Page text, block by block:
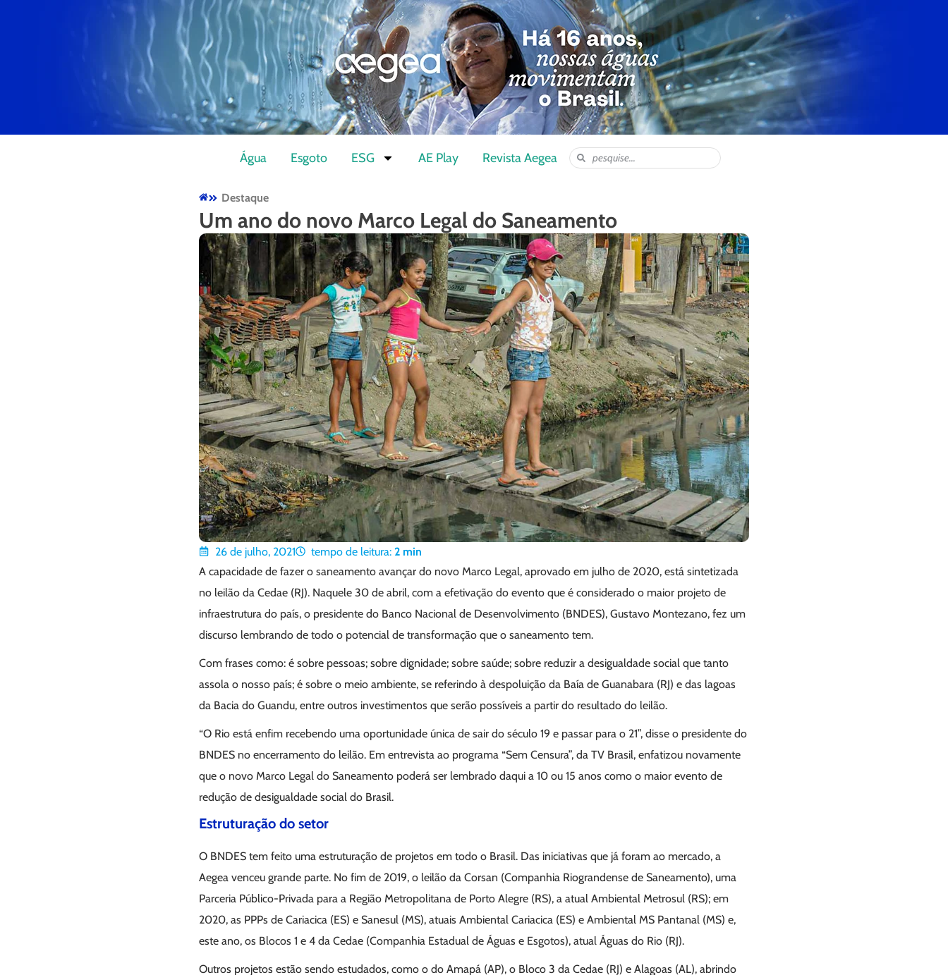
Água Esgoto ESG AE Play Revista Aegea
Destaque
Um ano do novo Marco Legal do Saneamento
26 de julho, 2021 tempo de leitura: 2 min
A capacidade de fazer o saneamento avançar do novo Marco Legal, aprovado em julho de 2020, está sintetizada
no leilão da Cedae (RJ). Naquele 30 de abril, com a efetivação do evento que é considerado o maior projeto de
infraestrutura do país, o presidente do Banco Nacional de Desenvolvimento (BNDES), Gustavo Montezano, fez um
discurso lembrando de todo o potencial de transformação que o saneamento tem.
Com frases como: é sobre pessoas; sobre dignidade; sobre saúde; sobre reduzir a desigualdade social que tanto
assola o nosso país; é sobre o meio ambiente, se referindo à despoluição da Baía de Guanabara (RJ) e das lagoas
da Bacia do Guandu, entre outros investimentos que serão possíveis a partir do resultado do leilão.
“O Rio está enfim recebendo uma oportunidade única de sair do século 19 e passar para o 21”, disse o presidente do
BNDES no encerramento do leilão. Em entrevista ao programa “Sem Censura”, da TV Brasil, enfatizou novamente
que o novo Marco Legal do Saneamento poderá ser lembrado daqui a 10 ou 15 anos como o maior evento de
redução de desigualdade social do Brasil.
Estruturação do setor
O BNDES tem feito uma estruturação de projetos em todo o Brasil. Das iniciativas que já foram ao mercado, a
Aegea venceu grande parte. No fim de 2019, o leilão da Corsan (Companhia Riograndense de Saneamento), uma
Parceria Público-Privada para a Região Metropolitana de Porto Alegre (RS), a atual Ambiental Metrosul (RS); em
2020, as PPPs de Cariacica (ES) e Sanesul (MS), atuais Ambiental Cariacica (ES) e Ambiental MS Pantanal (MS) e,
este ano, os Blocos 1 e 4 da Cedae (Companhia Estadual de Águas e Esgotos), atual Águas do Rio (RJ).
Outros projetos estão sendo estudados, como o do Amapá (AP), o Bloco 3 da Cedae (RJ) e Alagoas (AL), abrindo